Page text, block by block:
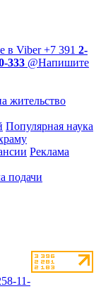
в Viber +7 391 2-
333 @Напишите
жительство
Популярная наука
Реклама
подачи
11-